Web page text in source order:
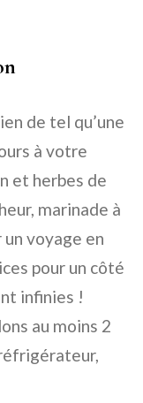
de tel qu’une
à votre
et herbes de
marinade à
voyage en
pour un côté
infinies !
au moins 2